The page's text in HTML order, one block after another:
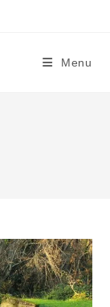
Menu